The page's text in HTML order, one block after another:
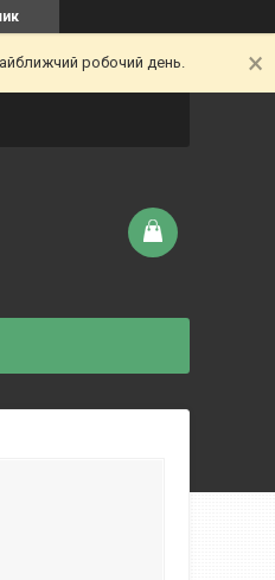
робочий день.